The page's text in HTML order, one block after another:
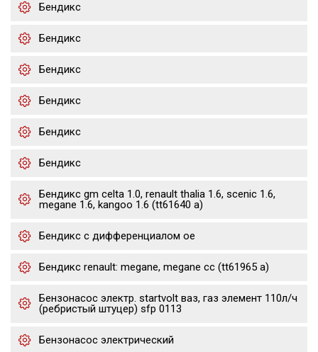
Бендикс
Бендикс
Бендикс
Бендикс
Бендикс
Бендикс
Бендикс gm celta 1.0, renault thalia 1.6, scenic 1.6,
megane 1.6, kangoo 1.6 (tt61640 a)
Бендикс с дифференциалом oe
Бендикс renault: megane, megane cc (tt61965 a)
Бензонасос электр. startvolt ваз, газ элемент 110л/ч
(ребристый штуцер) sfp 0113
Бензонасос электрический